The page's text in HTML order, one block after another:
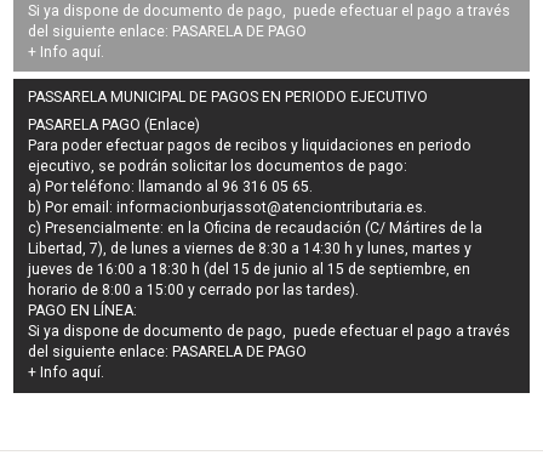
Si ya dispone de documento de pago, puede efectuar el pago a través
del siguiente enlace: PASARELA DE PAGO
+ Info aquí.
PASSARELA MUNICIPAL DE PAGOS EN PERIODO EJECUTIVO
PASARELA PAGO (Enlace)
Para poder efectuar pagos derecibos y liquidaciones en periodo
ejecutivo, se podrán solicitar los documentos de pago:
a) Por teléfono: llamando al 96 316 05 65.
b) Por email:informacionburjassot@atenciontributaria.es.
c) Presencialmente: en la Oficina de recaudación (C/ Mártires de la
Libertad, 7), de lunes a viernes de 8:30 a 14:30 h y lunes, martes y
jueves de 16:00 a 18:30 h (del 15 de junio al 15 de septiembre, en
horario de 8:00 a 15:00 y cerrado por las tardes).
PAGO EN LÍNEA:
Si ya dispone de documento de pago, puede efectuar el pago a través
del siguiente enlace: PASARELA DE PAGO
+ Info aquí.